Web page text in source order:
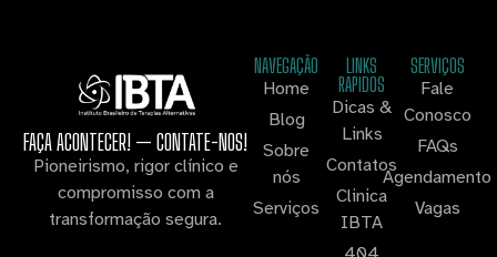
FAÇA ACONTECER! — CONTATE-NOS!
Pioneirismo, rigor clínico e
compromisso com a
transformação segura.
NAVEGAÇÃO
Home
Blog
Sobre
nós
Serviços
LINKS
RAPIDOS
Dicas &
Links
Contatos
Clinica
IBTA
SERVIÇOS
Fale
Conosco
FAQs
Agendamento
Vagas